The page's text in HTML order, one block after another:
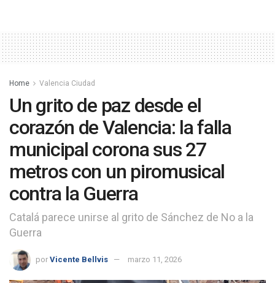
Home Valencia Ciudad
Un grito de paz desde el
corazón de Valencia: la falla
municipal corona sus 27
metros con un piromusical
contra la Guerra
Catalá parece unirse al grito de Sánchez de No a la
Guerra
por Vicente Bellvis marzo 11, 2026